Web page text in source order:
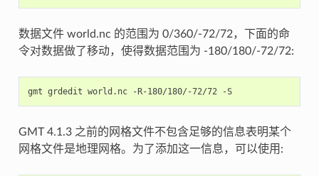
数据文件 world.nc 的范围为 0/360/-72/72，下面的命
令对数据做了移动，使得数据范围为 -180/180/-72/72:
gmt grdedit world.nc -R-180/180/-72/72 -S
GMT 4.1.3 之前的网格文件不包含足够的信息表明某个
网格文件是地理网格。为了添加这一信息，可以使用: